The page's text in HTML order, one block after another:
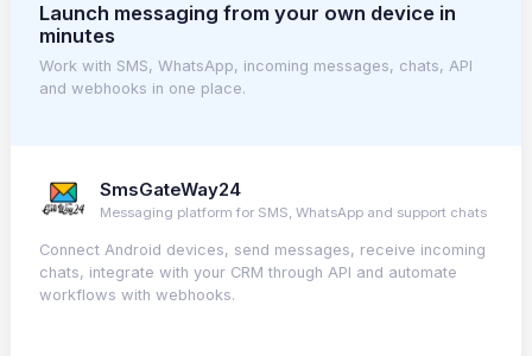
Launch messaging from your own device in
minutes
Work with SMS, WhatsApp, incoming messages, chats, API
and webhooks in one place.
SmsGateWay24
Messaging platform for SMS, WhatsApp and support chats
Connect Android devices, send messages, receive incoming
chats, integrate with your CRM through API and automate
workflows with webhooks.